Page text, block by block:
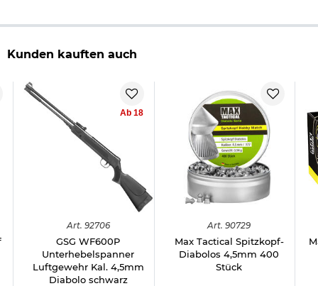
Kunden kauften auch
Ab 18
Art. 92706
GSG WF600P
Unterhebelspanner
Luftgewehr Kal. 4,5mm
Diabolo schwarz
Art. 90729
Max Tactical Spitzkopf-
Diabolos 4,5mm 400
Stück